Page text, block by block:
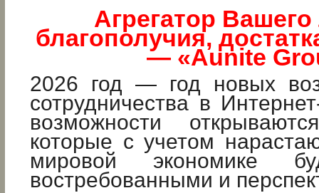
Агрегатор
благополучия,
— «Aunite
2026 год — год новых
сотрудничества в
возможности
которые с учетом
мировой экономике
востребованными и